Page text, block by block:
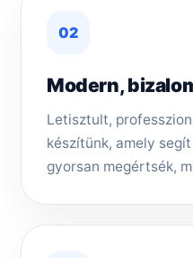
02
Modern,
Letisztult,
készítünk, amely
gyorsan megértsék,